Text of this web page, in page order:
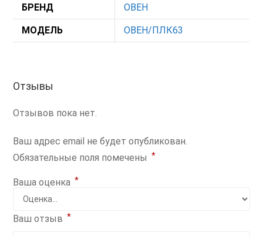
БРЕНД ОВЕН
МОДЕЛЬ ОВЕН/ПЛК63
Отзывы
Отзывов пока нет.
Ваш адрес email не будет опубликован.
Обязательные поля помечены *
Ваша оценка *
Ваш отзыв *